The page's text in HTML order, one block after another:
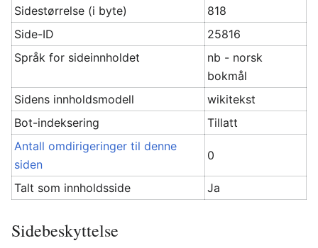
Sidestørrelse (i byte)
818
Side-ID
25816
Språk for sideinnholdet
nb - norsk
bokmål
Sidens innholdsmodell
wikitekst
Bot-indeksering
Tillatt
Antall omdirigeringer til denne
siden
0
Talt som innholdsside Ja
Sidebeskyttelse